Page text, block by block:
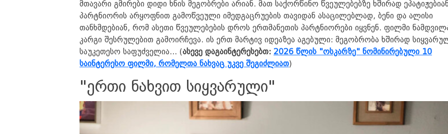
მთავარი გმირები დიდი ხნის მეგობრები არიან. მათ საქორწინო წვეულებებზე ხშირად
პარტნიორის არყოფნით გამოწვეული იმედგაცრუების თავიდან ასაცილებლად, ბენი და ალისი
თანხმდებიან, რომ ასეთი წვეულებების დროს ერთმანეთის პარტნიორები იყვნენ. ფილმი
კარგი შესრულებით გამოირჩევა. ის ერთ მარტივ იდეაზეა აგებული: მეგობრობა ხშირად
საუკეთესო საფუძველია... (ასევე დაგაინტერესებთ: 2026 წლის "ოსკარზე" ნომინირებული 10
საინტერესო ფილმი, რომელთა ნახვაც უკვე შეგიძლიათ)
"ერთი ნახვით სიყვარული"